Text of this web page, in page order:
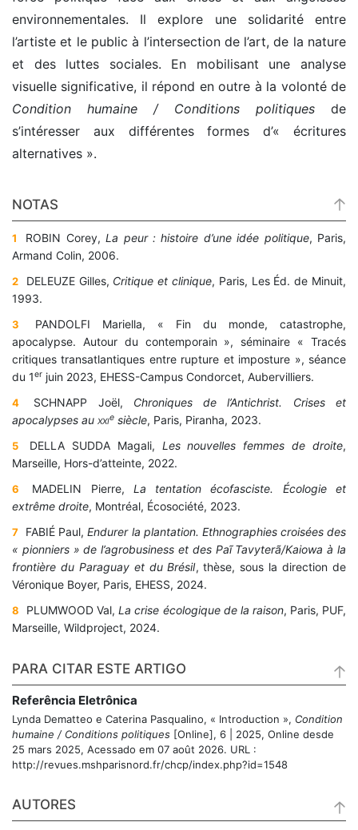
environnementales. Il explore une solidarité entre
l’artiste et le public à l’intersection de l’art, de la nature
et des luttes sociales. En mobilisant une analyse
visuelle significative, il répond en outre à la volonté de
Condition humaine / Conditions politiques de
s’intéresser aux différentes formes d’« écritures
alternatives ».
NOTAS
1 ROBIN Corey,La peur : histoire d’une idée politique, Paris,
Armand Colin, 2006.
2 DELEUZE Gilles, Critique et clinique, Paris, Les Éd. de Minuit,
1993.
3
PANDOLFI Mariella, « Fin du monde, catastrophe,
apocalypse. Autour du contemporain », séminaire « Tracés
critiques transatlantiques entre rupture et imposture », séance
du 1er juin 2023, EHESS-Campus Condorcet, Aubervilliers.
4 SCHNAPP Joël, Chroniques de l’Antichrist. Crises et
apocalypses au xxie siècle, Paris, Piranha, 2023.
5 DELLA SUDDA Magali, Les nouvelles femmes de droite,
Marseille, Hors-d’atteinte, 2022.
6 MADELIN Pierre, La tentation écofasciste. Écologie et
extrême droite, Montréal, Écosociété, 2023.
7 FABIÉ Paul,Endurer la plantation. Ethnographies croisées des
« pionniers » de l’agrobusiness et des Paĩ Tavyterã/Kaiowa à la
frontière du Paraguay et du Brésil, thèse, sous la direction de
Véronique Boyer, Paris, EHESS, 2024.
8 PLUMWOOD Val,La crise écologique de la raison, Paris, PUF,
Marseille, Wildproject, 2024.
PARA CITAR ESTE ARTIGO
Referência Eletrônica
Lynda Dematteo e Caterina Pasqualino, « Introduction », Condition
humaine / Conditions politiques [Online], 6 | 2025, Online desde
25 mars 2025, Acessado em 07 août 2026. URL :
http://revues.mshparisnord.fr/chcp/index.php?id=1548
AUTORES